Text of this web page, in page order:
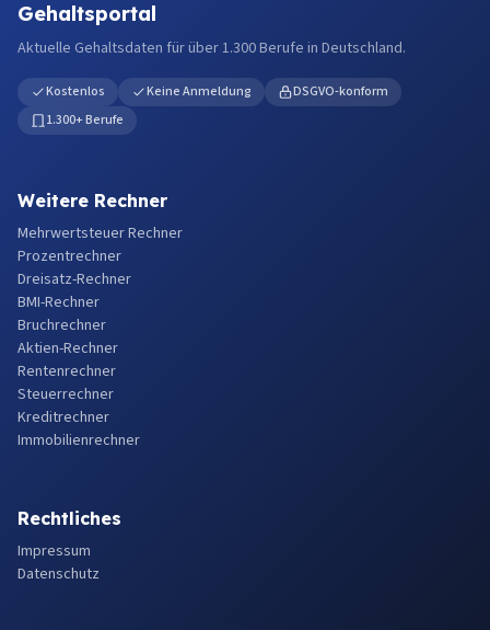
Gehaltsportal
Aktuelle Gehaltsdaten für über 1.300 Berufe in Deutschland.
Kostenlos Keine Anmeldung
DSGVO-konform
1.300+ Berufe
Weitere Rechner
Mehrwertsteuer Rechner
Prozentrechner
Dreisatz-Rechner
BMI-Rechner
Bruchrechner
Aktien-Rechner
Rentenrechner
Steuerrechner
Kreditrechner
Immobilienrechner
Rechtliches
Impressum
Datenschutz